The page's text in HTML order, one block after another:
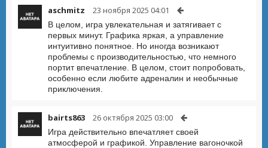
aschmitz 23 ноября 2025 04:01
В целом, игра увлекательная и затягивает с
первых минут. Графика яркая, а управление
интуитивно понятное. Но иногда возникают
проблемы с производительностью, что немного
портит впечатление. В целом, стоит попробовать,
особенно если любите адреналин и необычные
приключения.
bairts863 26 октября 2025 03:00
Игра действительно впечатляет своей
атмосферой и графикой. Управление вагоночкой